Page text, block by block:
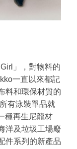
」，對物料的
一直以來都記
料和環保材質的
有泳裝單品就
種再生尼龍材
洋及垃圾工場廢
件系列的新產品